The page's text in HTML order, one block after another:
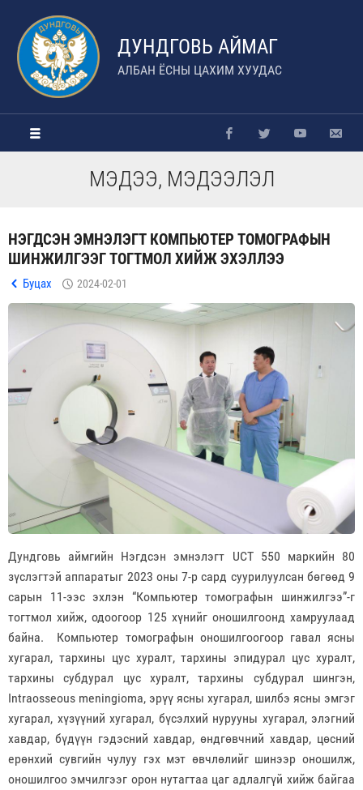
ДУНДГОВЬ АЙМАГ
АЛБАН ЁСНЫ ЦАХИМ ХУУДАС
МЭДЭЭ, МЭДЭЭЛЭЛ
НЭГДСЭН ЭМНЭЛЭГТ КОМПЬЮТЕР ТОМОГРАФЫН
ШИНЖИЛГЭЭГ ТОГТМОЛ ХИЙЖ ЭХЭЛЛЭЭ
Буцах 2024-02-01
Дундговь аймгийн Нэгдсэн эмнэлэгт UCТ 550 маркийн 80
зүслэгтэй аппаратыг 2023 оны 7-р сард суурилуулсан бөгөөд 9
сарын 11-ээс эхлэн “Компьютер томографын шинжилгээ”-г
тогтмол хийж, одоогоор 125 хүнийг оношилгоонд хамруулаад
байна. Компьютер томографын оношилгоогоор гавал ясны
хугарал, тархины цус хуралт, тархины эпидурал цус хуралт,
тархины субдурал цус хуралт, тархины субдурал шингэн,
Intraosseous meningioma, эрүү ясны хугарал, шилбэ ясны эмгэг
хугарал, хүзүүний хугарал, бүсэлхий нурууны хугарал, элэгний
хавдар, бүдүүн гэдэсний хавдар, өндгөвчний хавдар, цөсний
ерөнхий сувгийн чулуу гэх мэт өвчлөлийг шинээр оношилж,
оношилгоо эмчилгээг орон нутагтаа цаг адлалгүй хийж байгаа